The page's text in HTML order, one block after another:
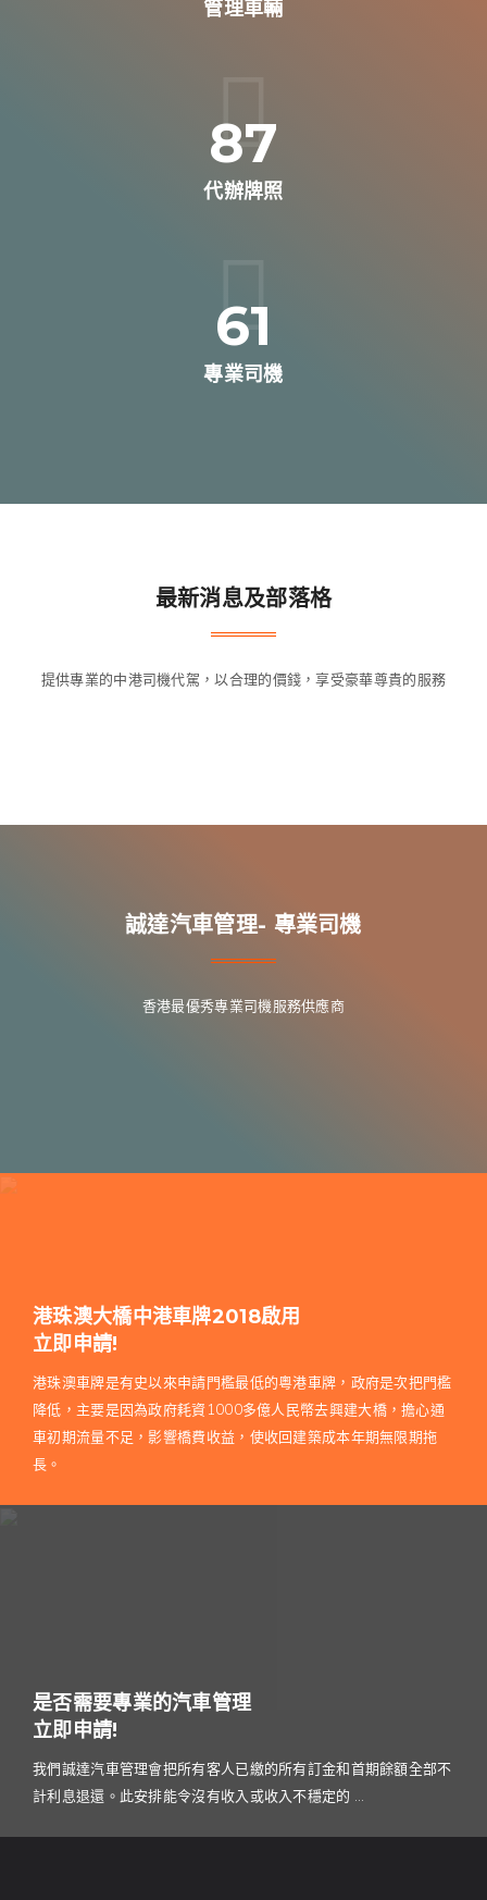
管理車輛
122
代辦牌照
85
專業司機
最新消息及部落格
提供專業的中港司機代駕，以合理的價錢，享受豪華尊貴的服務
誠達汽車管理- 專業司機
香港最優秀專業司機服務供應商
港珠澳大橋中港車牌2018啟用
立即申請!
港珠澳車牌是有史以來申請門檻最低的粵港車牌，政府是次把門檻
降低，主要是因為政府耗資1000多億人民幣去興建大橋，擔心通
車初期流量不足，影響橋費收益，使收回建築成本年期無限期拖
長。
是否需要專業的汽車管理
立即申請!
我們誠達汽車管理會把所有客人已繳的所有訂金和首期餘額全部不
計利息退還。此安排能令沒有收入或收入不穩定的 ...